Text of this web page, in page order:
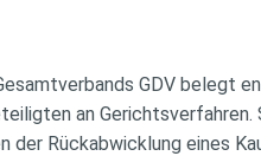
GDV belegt
an
der Rückabwicklung eines